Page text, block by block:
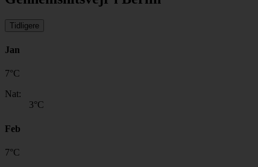
Tidligere
Jan
7°C
Nat:
3°C
Feb
7°C